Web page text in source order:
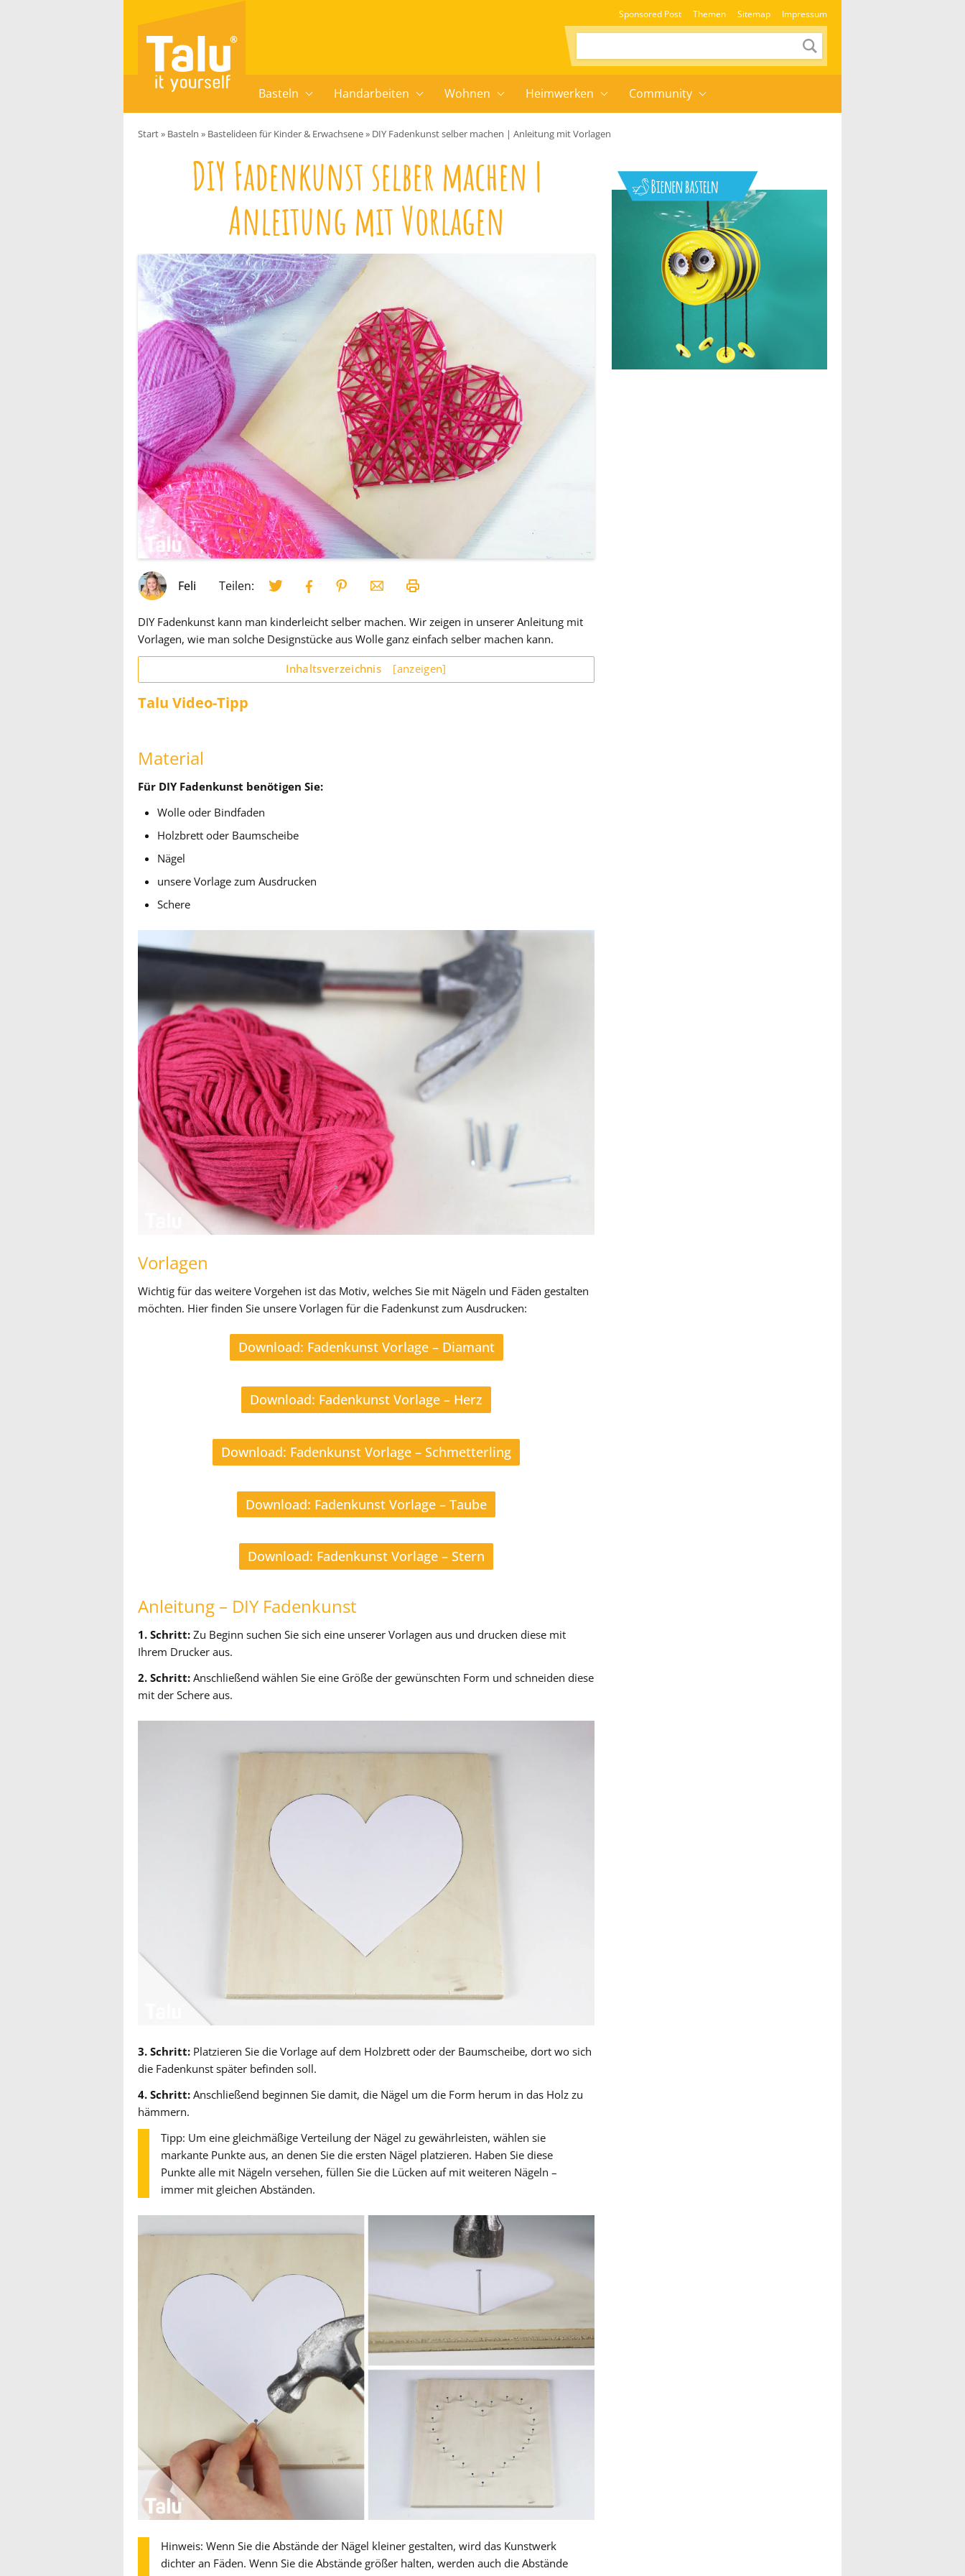
Sponsored Post Themen Sitemap Impressum
Basteln Handarbeiten Wohnen Heimwerken Community
Start» Basteln » Bastelideen für Kinder & Erwachsene» DIY Fadenkunst selber machen | Anleitung mit Vorlagen
DIY Fadenkunst selber machen |
Anleitung mit Vorlagen
Feli Teilen:
DIY Fadenkunst kann man kinderleicht selber machen. Wir zeigen in unserer Anleitung mit
Vorlagen, wie man solche Designstücke aus Wolle ganz einfach selber machen kann.
Inhaltsverzeichnis [anzeigen]
Talu Video-Tipp
Material
Für DIY Fadenkunst benötigen Sie:
Wolle oder Bindfaden
Holzbrett oder Baumscheibe
Nägel
unsere Vorlage zum Ausdrucken
Schere
Vorlagen
Wichtig für das weitere Vorgehen ist das Motiv, welches Sie mit Nägeln und Fäden gestalten
möchten. Hier finden Sie unsere Vorlagen für die Fadenkunst zum Ausdrucken:
Download: Fadenkunst Vorlage – Diamant
Download: Fadenkunst Vorlage – Herz
Download: Fadenkunst Vorlage – Schmetterling
Download: Fadenkunst Vorlage – Taube
Download: Fadenkunst Vorlage – Stern
Anleitung – DIY Fadenkunst
1. Schritt: Zu Beginn suchen Sie sich eine unserer Vorlagen aus und drucken diese mit
Ihrem Drucker aus.
2. Schritt: Anschließend wählen Sie eine Größe der gewünschten Form und schneiden diese
mit der Schere aus.
3. Schritt: Platzieren Sie die Vorlage auf dem Holzbrett oder der Baumscheibe, dort wo sich
die Fadenkunst später befinden soll.
4. Schritt: Anschließend beginnen Sie damit, die Nägel um die Form herum in das Holz zu
hämmern.
Tipp: Um eine gleichmäßige Verteilung der Nägel zu gewährleisten, wählen sie
markante Punkte aus, an denen Sie die ersten Nägel platzieren. Haben Sie diese
Punkte alle mit Nägeln versehen, füllen Sie die Lücken auf mit weiteren Nägeln –
immer mit gleichen Abständen.
Hinweis: Wenn Sie die Abstände der Nägel kleiner gestalten, wird das Kunstwerk
dichter an Fäden. Wenn Sie die Abstände größer halten, werden auch die Abstände